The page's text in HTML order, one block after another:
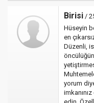
Birisi /
Hüseyin
en
Düzenli,
yorum